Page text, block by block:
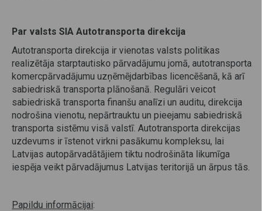
Par valsts SIA Autotransporta direkcija
Autotransporta direkcija ir vienotas valsts politikas
realizētāja starptautisko pārvadājumu jomā, autotransporta
komercpārvadājumu uzņēmējdarbības licencēšanā, kā arī
sabiedriskā transporta plānošanā. Regulāri veicot
sabiedriskā transporta finanšu analīzi un auditu, direkcija
nodrošina vienotu, nepārtrauktu un pieejamu sabiedriskā
transporta sistēmu visā valstī. Autotransporta direkcijas
uzdevums ir īstenot virkni pasākumu kompleksu, lai
Latvijas autopārvadātājiem tiktu nodrošināta likumīga
iespēja veikt pārvadājumus Latvijas teritorijā un ārpus tās.
Papildu informācijai: